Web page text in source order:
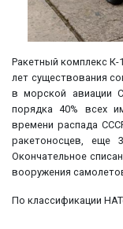
Ракетный комплекс К-
лет существования
в морской авиации
порядка 40% всех
времени распада
ракетоносцев, еще
Окончательное
вооружения
По классификации